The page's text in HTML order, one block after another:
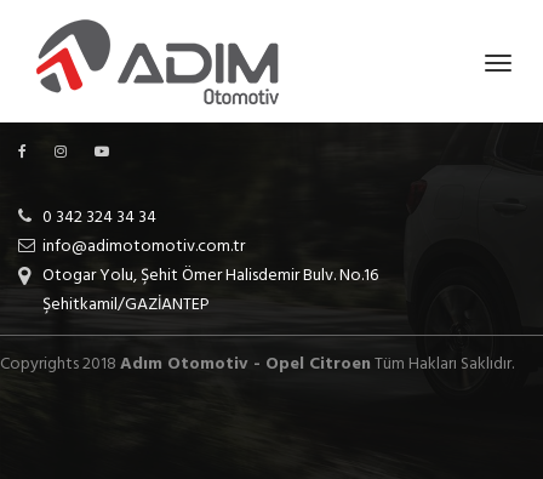
0 342 324 34 34
info@adimotomotiv.com.tr
Otogar Yolu, Şehit Ömer Halisdemir Bulv. No.16
Şehitkamil/GAZİANTEP
Copyrights 2018Adım Otomotiv - Opel CitroenTüm Hakları Saklıdır.